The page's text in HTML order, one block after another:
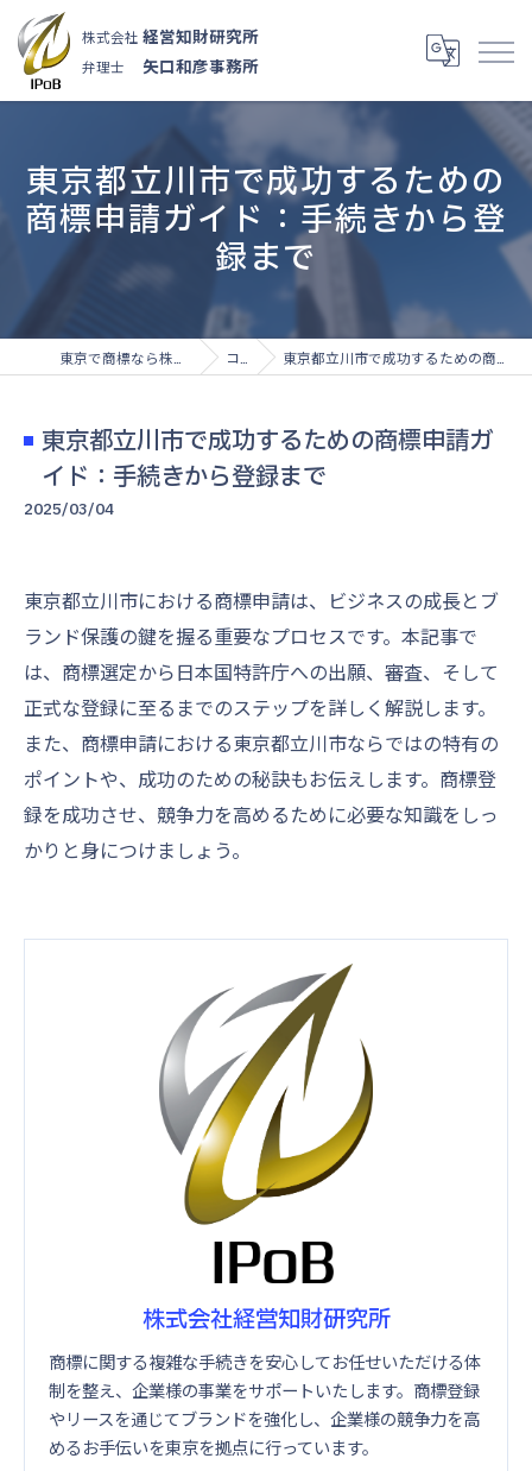
株式会社 経営知財研究所
弁理士 矢口和彦事務所
東京都立川市で成功するための
商標申請ガイド：手続きから登
録まで
コラム 東京都立川市で成功するための商標申請ガイド：手続きから登録まで
東京都立川市で成功するための商標申請ガ
イド：手続きから登録まで
2025/03/04
東京都立川市における商標申請は、ビジネスの成長とブ
ランド保護の鍵を握る重要なプロセスです。本記事で
は、商標選定から日本国特許庁への出願、審査、そして
正式な登録に至るまでのステップを詳しく解説します。
また、商標申請における東京都立川市ならではの特有の
ポイントや、成功のための秘訣もお伝えします。商標登
録を成功させ、競争力を高めるために必要な知識をしっ
かりと身につけましょう。
株式会社経営知財研究所
商標に関する複雑な手続きを安心してお任せいただける体
制を整え、企業様の事業をサポートいたします。商標登録
やリースを通じてブランドを強化し、企業様の競争力を高
めるお手伝いを東京を拠点に行っています。